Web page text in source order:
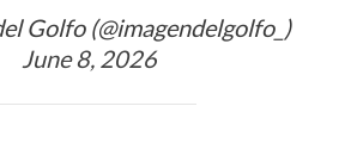
Golfo (@imagendelgolfo_)
June 8, 2026